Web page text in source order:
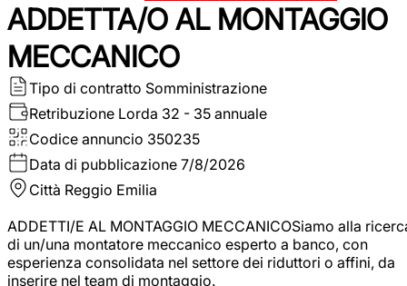
ADDETTA/O AL MONTAGGIO
MECCANICO
Tipo di contratto Somministrazione
Retribuzione Lorda 32 - 35 annuale
Codice annuncio 350235
Data di pubblicazione 7/8/2026
Città Reggio Emilia
ADDETTI/E AL MONTAGGIO MECCANICOSiamo alla
di un/una montatore meccanico esperto a banco, con
esperienza consolidata nel settore dei riduttori o affini, da
inserire nel team di montaggio.